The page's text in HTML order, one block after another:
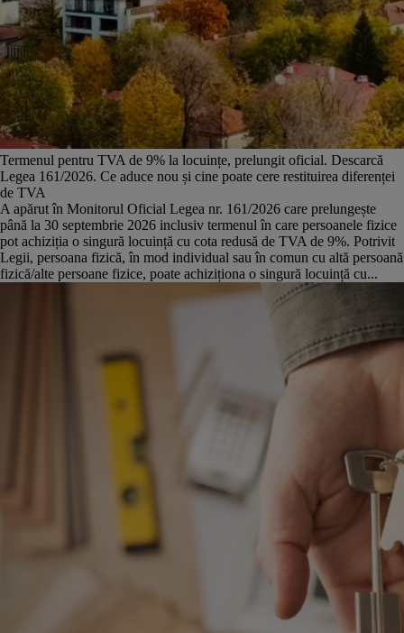
Termenul pentru TVA de 9% la locuințe, prelungit oficial. Descarcă
Legea 161/2026. Ce aduce nou și cine poate cere restituirea diferenței
de TVA
A apărut în Monitorul Oficial Legea nr. 161/2026 care prelungește
până la 30 septembrie 2026 inclusiv termenul în care persoanele fizice
pot achiziția o singură locuință cu cota redusă de TVA de 9%. Potrivit
Legii, persoana fizică, în mod individual sau în comun cu altă persoană
fizică/alte persoane fizice, poate achiziționa o singură locuință cu...